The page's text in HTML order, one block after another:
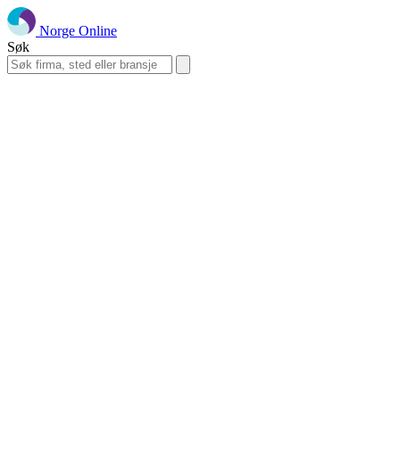
Norge Online
Søk